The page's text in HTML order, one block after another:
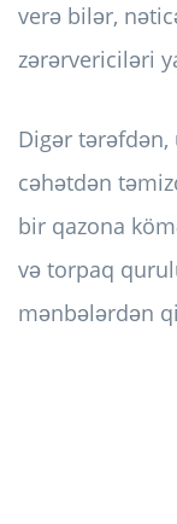
verə bilər,
zərərvericiləri
Digər
cəhətdən
bir qazona
və torpaq
mənbələrdən